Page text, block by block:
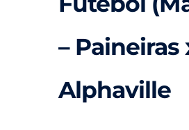
– Paineiras
Alphaville